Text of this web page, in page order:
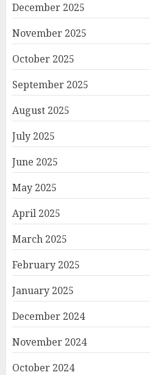
December 2025
November 2025
October 2025
September 2025
August 2025
July 2025
June 2025
May 2025
April 2025
March 2025
February 2025
January 2025
December 2024
November 2024
October 2024